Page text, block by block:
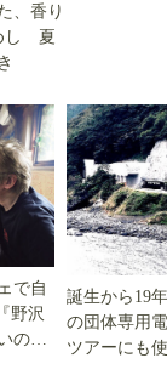
、香り
し 夏
で自
野沢
の
誕生から19
の団体専用
ツアーにも